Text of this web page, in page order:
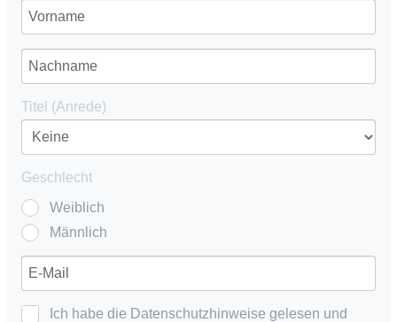
Titel (Anrede)
Geschlecht
Weiblich
Männlich
Ich habe die Datenschutzhinweise gelesen und